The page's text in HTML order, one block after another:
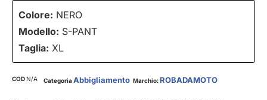
Colore: NERO
Modello: S-PANT
Taglia: XL
CODN/A CategoriaAbbigliamento Marchio:ROBADAMOTO